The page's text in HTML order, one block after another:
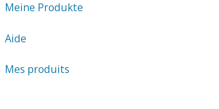
Meine Produkte
Aide
Mes produits